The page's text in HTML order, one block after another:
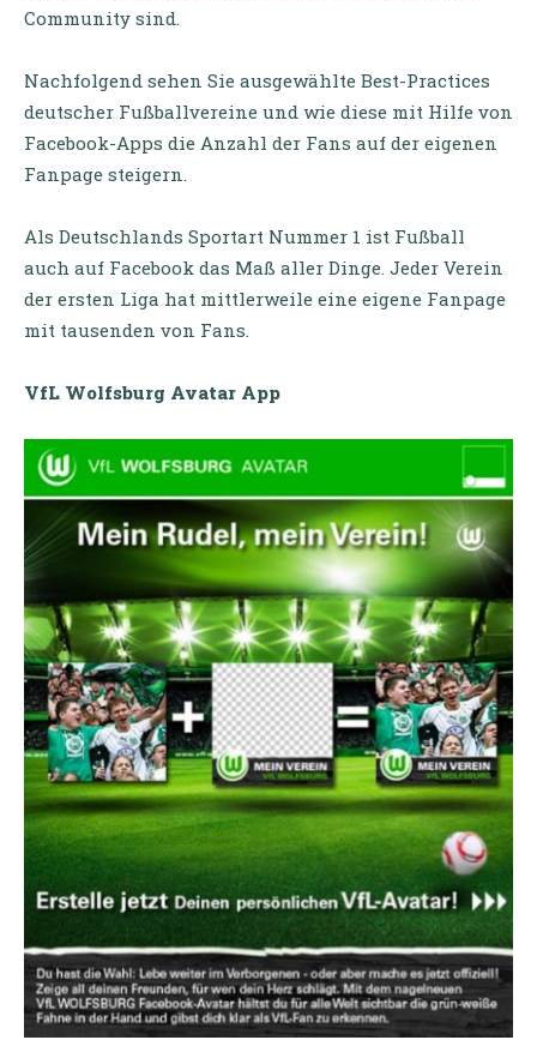
Community sind.
Nachfolgend sehen Sie ausgewählte Best-Practices
deutscher Fußballvereine und wie diese mit Hilfe von
Facebook-Apps die Anzahl der Fans auf der eigenen
Fanpage steigern.
Als Deutschlands Sportart Nummer 1 ist Fußball
auch auf Facebook das Maß aller Dinge. Jeder Verein
der ersten Liga hat mittlerweile eine eigene Fanpage
mit tausenden von Fans.
VfL Wolfsburg Avatar App